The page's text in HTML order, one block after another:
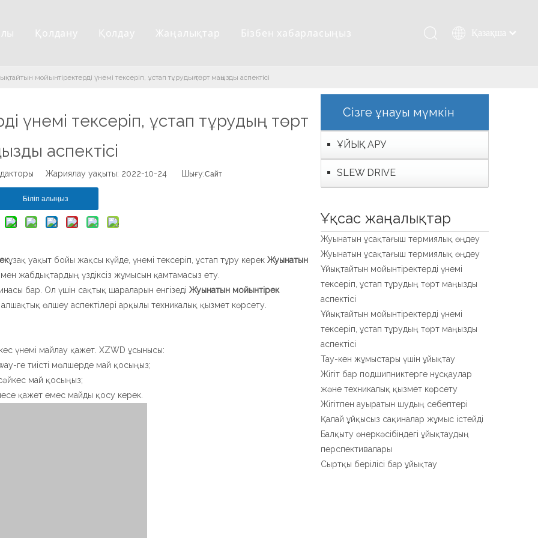
Қолдану Қолдау Жаңалықтар Бізбен хабарласыңыз Қазақша
Español
العربية
English
мойынтіректерді үнемі тексеріп, ұстап тұрудың төрт маңызды аспектісі
үнемі тексеріп, ұстап тұрудың төрт
аспектісі
Жариялау уақыты: 2022-10-24 Шығу:Сайт
Біліп алыңыз
ұзақ уақыт бойы жақсы күйде, үнемі тексеріп, ұстап тұру керек Жуынатын
жабдықтардың үздіксіз жұмысын қамтамасыз ету.
бар. Ол үшін сақтық шараларын енгізеді Жуынатын мойынтірек
өлшеу аспектілері арқылы техникалық қызмет көрсету.
үнемі майлау қажет. XZWD ұсынысы:
ге тиісті мөлшерде май қосыңыз;
май қосыңыз;
қажет емес майды қосу керек.
Сізге ұнауы мүмкін
ҰЙЫҚ АРУ
SLEW DRIVE
Ұқсас жаңалықтар
Жуынатын ұсақтағыш термиялық өңдеу
Жуынатын ұсақтағыш термиялық өңдеу
Ұйықтайтын мойынтіректерді үнемі
тексеріп, ұстап тұрудың төрт маңызды
аспектісі
Ұйықтайтын мойынтіректерді үнемі
тексеріп, ұстап тұрудың төрт маңызды
аспектісі
Тау-кен жұмыстары үшін ұйықтау
Жігіт бар подшипниктерге нұсқаулар
және техникалық қызмет көрсету
Жігітпен ауыратын шудың себептері
Қалай ұйқысыз сақиналар жұмыс істейді
Балқыту өнеркәсібіндегі ұйықтаудың
перспективалары
Сыртқы берілісі бар ұйықтау